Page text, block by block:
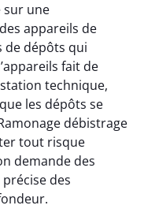
sur une
appareils de
de dépôts qui
fait de
technique,
les dépôts se
débistrage
tout risque
demande des
des